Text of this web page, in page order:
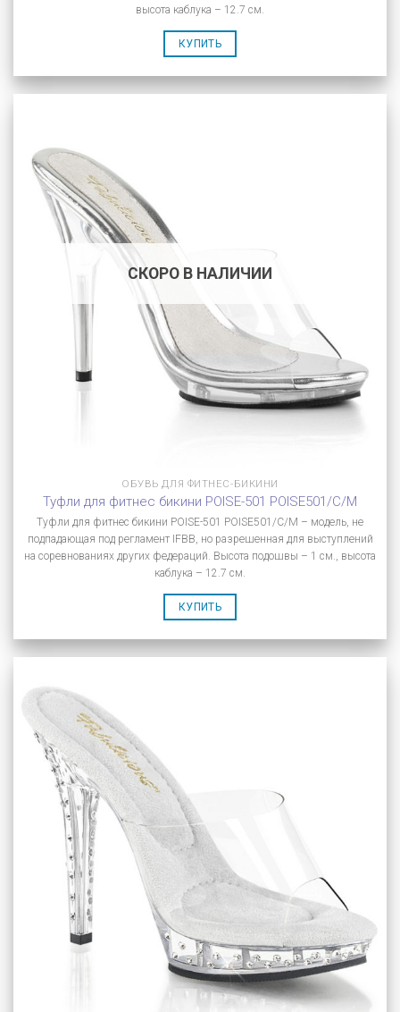
высота каблука – 12.7 см.
КУПИТЬ
СКОРО В НАЛИЧИИ
ОБУВЬ ДЛЯ ФИТНЕС-БИКИНИ
Туфли для фитнес бикини POISE-501 POISE501/C/M
Туфли для фитнес бикини POISE-501 POISE501/C/M – модель, не
подпадающая под регламент IFBB, но разрешенная для выступлений
на соревнованиях других федераций. Высота подошвы – 1 см., высота
каблука – 12.7 см.
КУПИТЬ